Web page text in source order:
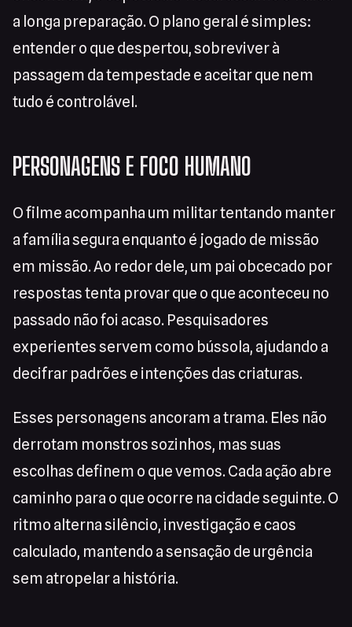
a longa preparação. O plano geral é simples:
entender o que despertou, sobreviver à
passagem da tempestade e aceitar que nem
tudo é controlável.
PERSONAGENS E FOCO HUMANO
O filme acompanha um militar tentando manter
a família segura enquanto é jogado de missão
em missão. Ao redor dele, um pai obcecado por
respostas tenta provar que o que aconteceu no
passado não foi acaso. Pesquisadores
experientes servem como bússola, ajudando a
decifrar padrões e intenções das criaturas.
Esses personagens ancoram a trama. Eles não
derrotam monstros sozinhos, mas suas
escolhas definem o que vemos. Cada ação abre
caminho para o que ocorre na cidade seguinte. O
ritmo alterna silêncio, investigação e caos
calculado, mantendo a sensação de urgência
sem atropelar a história.